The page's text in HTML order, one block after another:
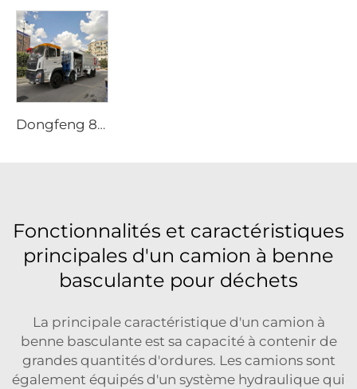
Dongfeng 8x4 340ch Camion-citerne à 12 Roues 25000 Litres Capacité Nouveau Véhicule de Ravitaillement Manuel Avion 4x2 4x4 6x6
Fonctionnalités et caractéristiques
principales d'un camion à benne
basculante pour déchets
La principale caractéristique d'un camion à
benne basculante est sa capacité à contenir de
grandes quantités d'ordures. Les camions sont
également équipés d'un système hydraulique qui